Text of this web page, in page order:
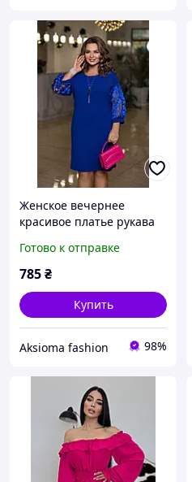
Женское вечернее
красивое платье рукава
Готово к отправке
785₴
Купить
Aksioma fashion 98%